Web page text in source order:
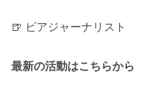
🍺 ビアジャーナリスト
最新の活動はこちらから